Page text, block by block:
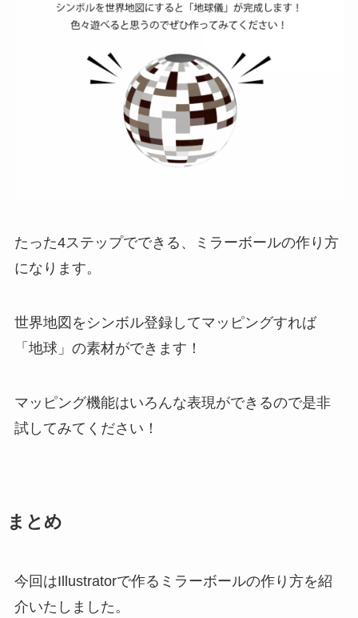
たった4ステップでできる、ミラーボールの作り方
になります。
世界地図をシンボル登録してマッピングすれば
「地球」の素材ができます！
マッピング機能はいろんな表現ができるので是非
試してみてください！
まとめ
今回はIllustratorで作るミラーボールの作り方を紹
介いたしました。